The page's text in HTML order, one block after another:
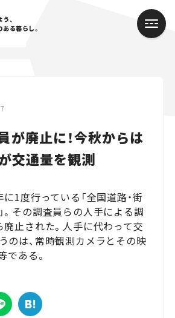
、
る暮らし。
が廃止に！今秋からは
交通量を観測
1度行っている「全国道路・街
。その調査員らの人手による調
廃止された。人手に代わって交
のは、常時観測カメラとその映
である。
Jimny
マツダ ロードスター｜Mazda Roadster